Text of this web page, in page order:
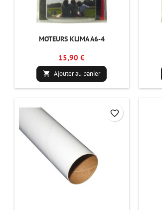
MOTEURS KLIMA A6-4
15,90 €
 Ajouter au panier
favorite_border